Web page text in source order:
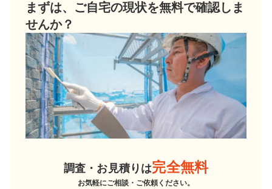
まずは、ご自宅の現状を無料で確認しま
せんか？
調査・お見積りは完全無料
お気軽にご相談・ご依頼ください。